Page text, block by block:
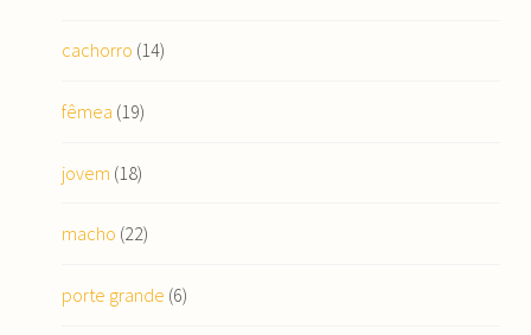
cachorro (14)
fêmea (19)
jovem (18)
macho (22)
porte grande (6)